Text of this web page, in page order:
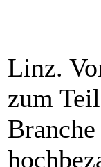
Linz.
zum